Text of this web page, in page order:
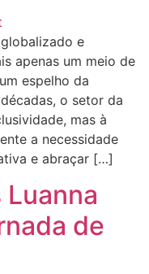
e
apenas um meio de
espelho da
o setor da
mas à
a necessidade
e abraçar […]
de